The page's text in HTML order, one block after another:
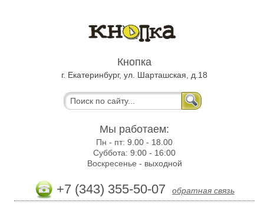
Кнопка
г. Екатеринбург, ул. Шарташская, д.18
Мы работаем:
Пн - пт:9.00 - 18.00
Суббота:9:00 - 16:00
Воскресенье - выходной
+7 (343) 355-50-07 обратная связь